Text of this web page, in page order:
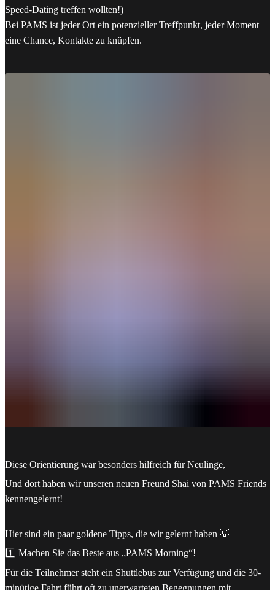
Speed-Dating treffen wollten!)
Bei PAMS ist jeder Ort ein potenzieller Treffpunkt, jeder Moment
eine Chance, Kontakte zu knüpfen.
Diese Orientierung war besonders hilfreich für Neulinge,
Und dort haben wir unseren neuen Freund Shai von PAMS Friends
kennengelernt!
Hier sind ein paar goldene Tipps, die wir gelernt haben 💡
1️⃣ Machen Sie das Beste aus „PAMS Morning“!
Für die Teilnehmer steht ein Shuttlebus zur Verfügung und die 30-
minütige Fahrt führt oft zu unerwarteten Begegnungen mit